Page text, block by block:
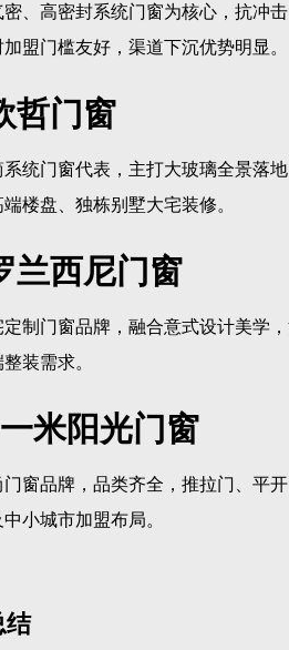
密、高密封系统门窗为核心，抗冲
盟门槛友好，渠道下沉优势明显。
哲门窗
系统门窗代表，主打大玻璃全景落
楼盘、独栋别墅大宅装修。
兰西尼门窗
定制门窗品牌，融合意式设计美学
装需求。
米阳光门窗
门窗品牌，品类齐全，推拉门、平
小城市加盟布局。
结